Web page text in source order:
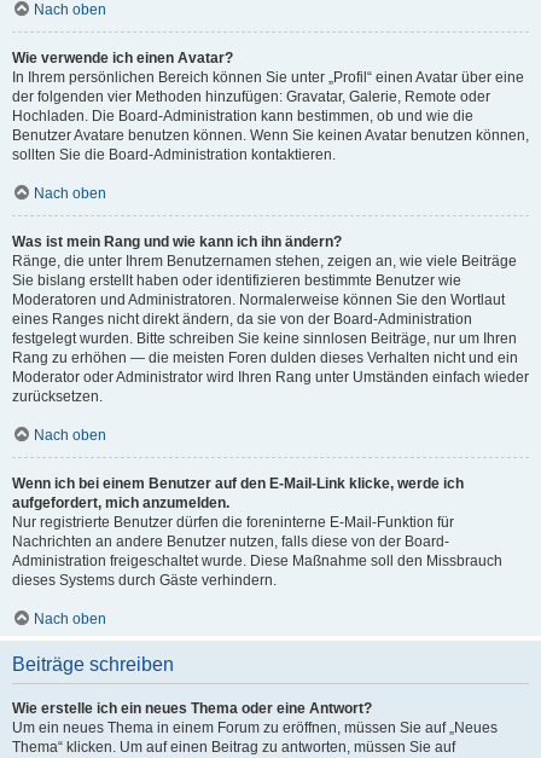
Nach oben
Wie verwende ich einen Avatar?
In Ihrem persönlichen Bereich können Sie unter „Profil“ einen Avatar über eine
der folgenden vier Methoden hinzufügen: Gravatar, Galerie, Remote oder
Hochladen. Die Board-Administration kann bestimmen, ob und wie die
Benutzer Avatare benutzen können. Wenn Sie keinen Avatar benutzen können,
sollten Sie die Board-Administration kontaktieren.
Nach oben
Was ist mein Rang und wie kann ich ihn ändern?
Ränge, die unter Ihrem Benutzernamen stehen, zeigen an, wie viele Beiträge
Sie bislang erstellt haben oder identifizieren bestimmte Benutzer wie
Moderatoren und Administratoren. Normalerweise können Sie den Wortlaut
eines Ranges nicht direkt ändern, da sie von der Board-Administration
festgelegt wurden. Bitte schreiben Sie keine sinnlosen Beiträge, nur um Ihren
Rang zu erhöhen — die meisten Foren dulden dieses Verhalten nicht und ein
Moderator oder Administrator wird Ihren Rang unter Umständen einfach wieder
zurücksetzen.
Nach oben
Wenn ich bei einem Benutzer auf den E-Mail-Link klicke, werde ich
aufgefordert, mich anzumelden.
Nur registrierte Benutzer dürfen die foreninterne E-Mail-Funktion für
Nachrichten an andere Benutzer nutzen, falls diese von der Board-
Administration freigeschaltet wurde. Diese Maßnahme soll den Missbrauch
dieses Systems durch Gäste verhindern.
Nach oben
Beiträge schreiben
Wie erstelle ich ein neues Thema oder eine Antwort?
Um ein neues Thema in einem Forum zu eröffnen, müssen Sie auf „Neues
Thema“ klicken. Um auf einen Beitrag zu antworten, müssen Sie auf